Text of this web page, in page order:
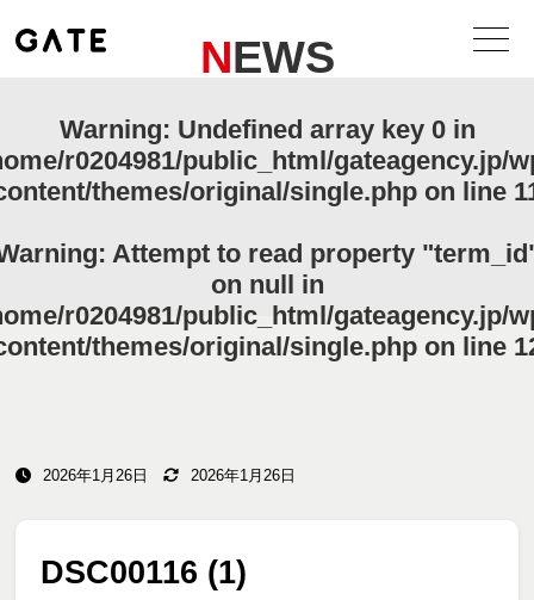
NEWS
Warning: Undefined array key 0 in
r0204981/public_html/gateagency.jp/
themes/original/single.php on line
: Attempt to read property
on null in
r0204981/public_html/gateagency.jp/
themes/original/single.phpon line
2026年1月26日 2026年1月26日
DSC00116 (1)